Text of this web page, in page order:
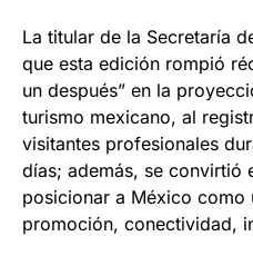
La titular de la Secretaría
que esta edición rompió
un después” en la
turismo mexicano, al
visitantes profesionales
días; además, se convirtió
posicionar a México como
promoción, conectividad,